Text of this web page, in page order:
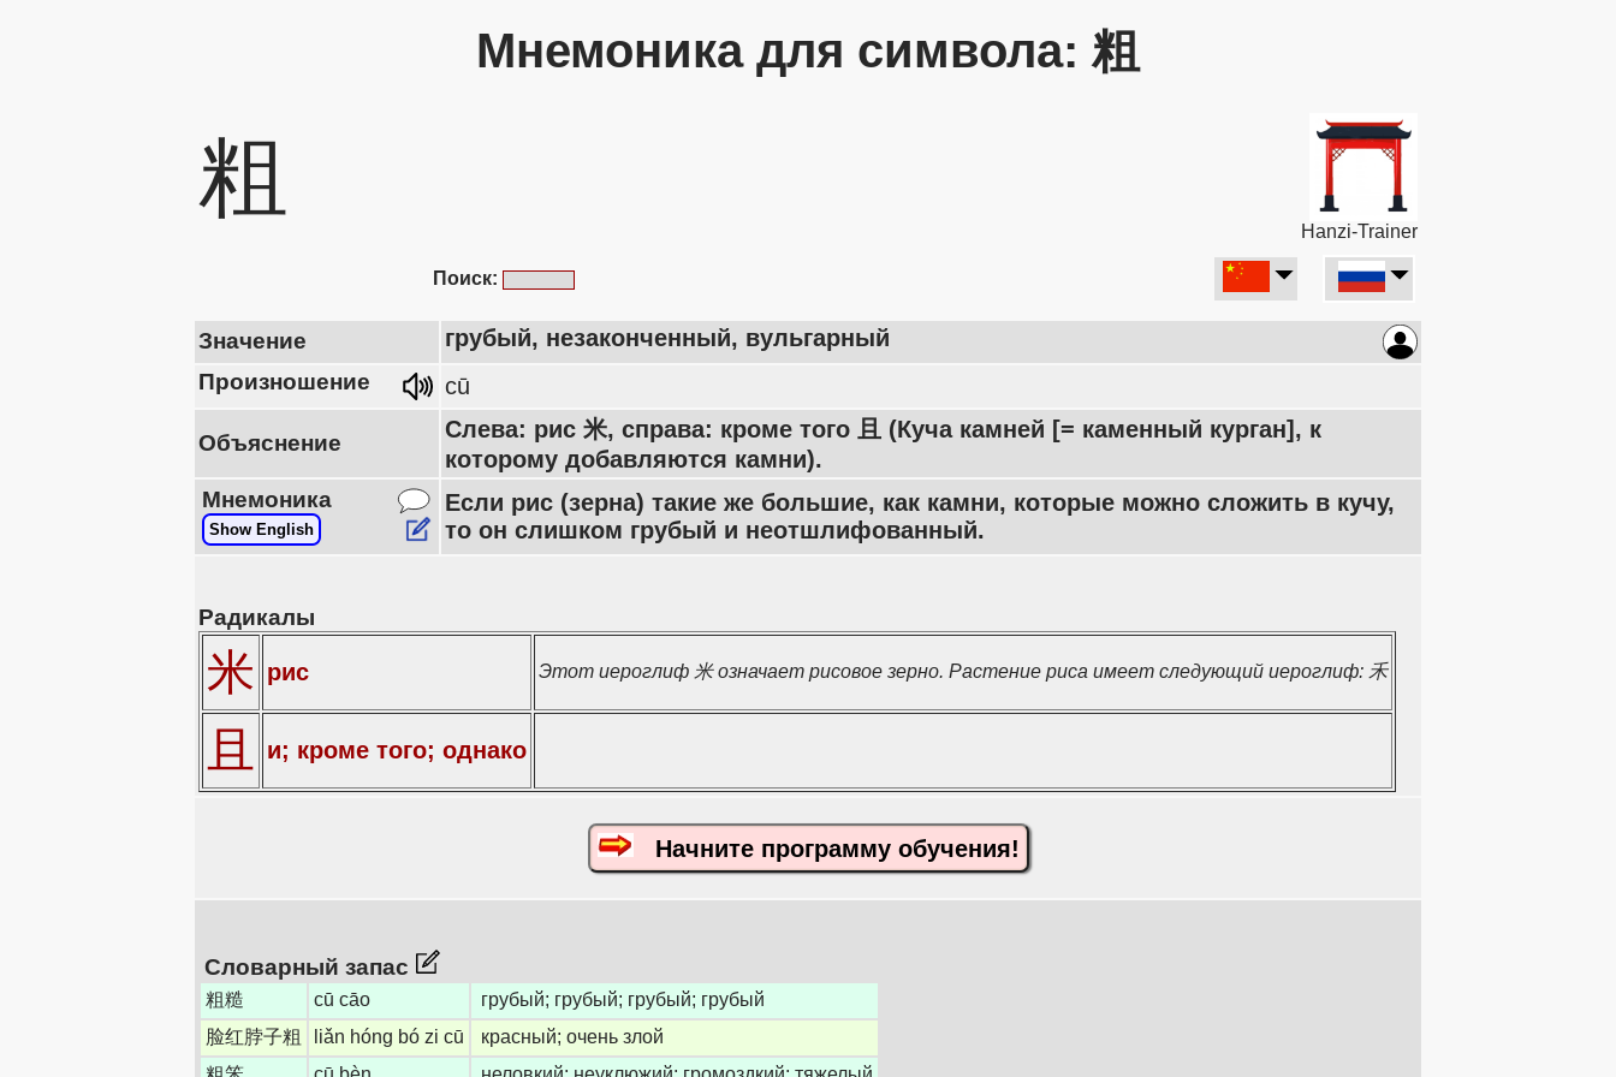
Мнемоника для символа: 粗
粗
Hanzi-Trainer
Поиск:
Значение грубый, незаконченный, вульгарный
Произношение cū
Объяснение
Слева: рис 米, справа: кроме того 且 (Куча камней [= каменный курган], к
которому добавляются камни).
Мнемоника
Show English
Если рис (зерна) такие же большие, как камни, которые можно сложить в кучу,
то он слишком грубый и неотшлифованный.
Радикалы
米 рис Этот иероглиф 米 означает рисовое зерно. Растение риса имеет следующий иероглиф: 禾
且 и; кроме того; однако
Начните программу обучения!
Словарный запас
粗糙 cū cāo
грубый; грубый; грубый; грубый
脸红脖子粗
liǎn hóng bó zi cū
красный; очень злой